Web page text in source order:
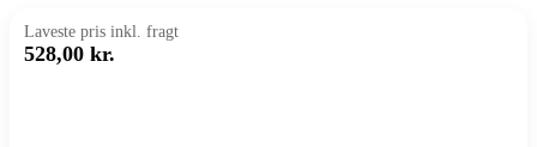
Laveste pris inkl. fragt
528,00 kr.